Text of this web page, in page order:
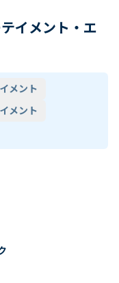
イメント・エ
メント
メント